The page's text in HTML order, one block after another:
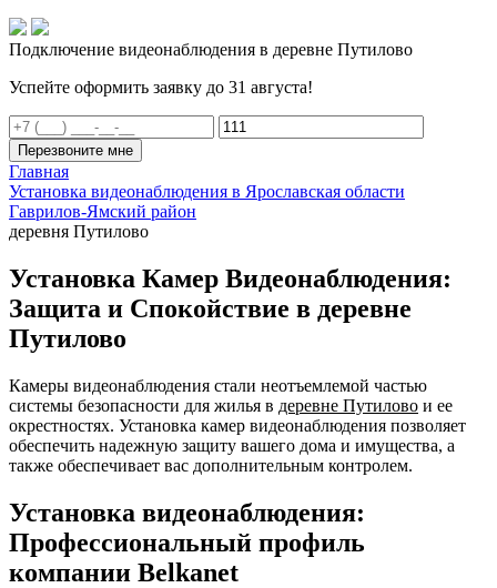
Подключение видеонаблюдения в деревне Путилово
Успейте оформить заявку до 31 августа!
Перезвоните мне
Главная
Установка видеонаблюдения в Ярославская области
Гаврилов-Ямский район
деревня Путилово
Установка Камер Видеонаблюдения:
Защита и Спокойствие в деревне
Путилово
Камеры видеонаблюдения стали неотъемлемой частью
системы безопасности для жилья в деревне Путилово и ее
окрестностях. Установка камер видеонаблюдения позволяет
обеспечить надежную защиту вашего дома и имущества, а
также обеспечивает вас дополнительным контролем.
Установка видеонаблюдения:
Профессиональный профиль
компании Belkanet